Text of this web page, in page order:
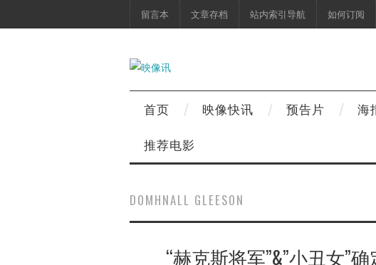
留言本 文章存档 站内索引导航 如何订阅
首页 映像快讯 预告片 海
推荐电影
DOMHNALL GLEESON
“赫克斯将军”&”小丑女”